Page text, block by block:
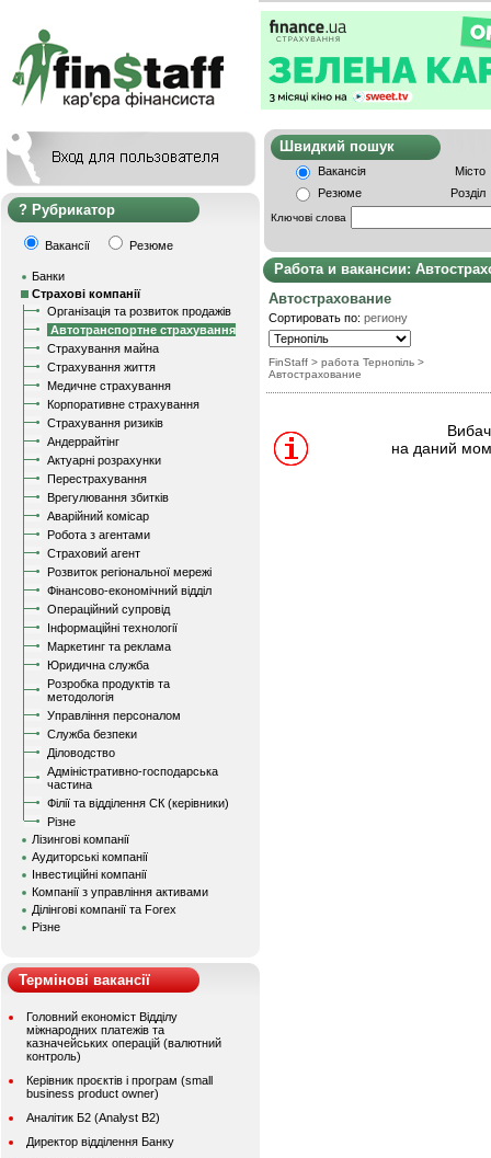
Рубрикатор
Вакансії Резюме
Банки
Страхові компанії
Організація та розвиток продажів
Автотранспортне страхування
Страхування майна
Страхування життя
Медичне страхування
Корпоративне страхування
Страхування ризиків
Андеррайтінг
Актуарні розрахунки
Перестрахування
Врегулювання збитків
Аварійний комісар
Робота з агентами
Страховий агент
Розвиток регіональної мережі
Фінансово-економічний відділ
Операційний супровід
Інформаційні технології
Маркетинг та реклама
Юридична служба
Розробка продуктів та
методологія
Управління персоналом
Служба безпеки
Діловодство
Адміністративно-господарська
частина
Філії та відділення СК (керівники)
Різне
Лізингові компанії
Аудиторські компанії
Інвестиційні компанії
Компанії з управління активами
Ділінгові компанії та Forex
Різне
Термінові вакансії
Головний економіст Відділу
міжнародних платежів та
казначейських операцій (валютний
контроль)
Керівник проєктів і програм (small
business product owner)
Аналітик Б2 (Analyst B2)
Директор відділення Банку
Швидкий
Вакансія
Місто
Резюме
Розділ
Ключові слова
Работа и вакансии:
Автострахование
Сортировать по: региону
FinStaff > работа Тернопіль >
Автострахование
на даний